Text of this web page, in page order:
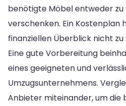
benötigte Möbel entweder
verschenken. Ein Kostenplan
finanziellen Überblick nicht zu
Eine gute Vorbereitung
eines geeigneten und
Umzugsunternehmens.
Anbieter miteinander, um die